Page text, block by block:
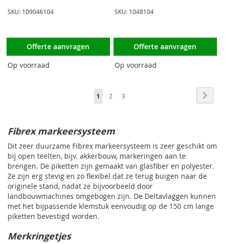
SKU: 109046104
Offerte aanvragen
Op voorraad
SKU: 1048104
Offerte aanvragen
Op voorraad
Pagina
U1 Pagina
2 Pagina
3
Fibrex markeersysteem
Dit zeer duurzame Fibrex markeersysteem is zeer geschikt om
bij open teelten, bijv. akkerbouw, markeringen aan te
brengen. De piketten zijn gemaakt van glasfiber en polyester.
Ze zijn erg stevig en zo flexibel dat ze terug buigen naar de
originele stand, nadat ze bijvoorbeeld door
landbouwmachines omgebogen zijn. De Deltavlaggen kunnen
met het bijpassende klemstuk eenvoudig op de 150 cm lange
piketten bevestigd worden.
Merkringetjes